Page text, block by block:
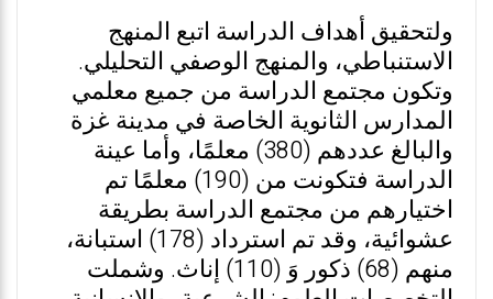
ولتحقيق أهداف الدراسة اتبع المنهج
الاستنباطي، والمنهج الوصفي التحليلي.
وتكون مجتمع الدراسة من جميع معلمي
المدارس الثانوية الخاصة في مدينة غزة
والبالغ عددهم (380) معلمًا، وأما عينة
الدراسة فتكونت من (190) معلمًا تم
اختيارهم من مجتمع الدراسة بطريقة
عشوائية، وقد تم استرداد (178) استبانة،
منهم (68) ذكور وَ (110) إناث. وشملت